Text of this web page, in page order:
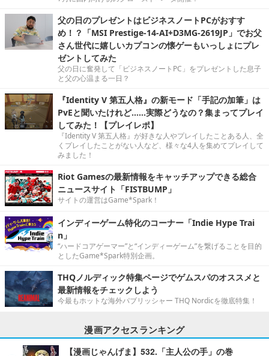
父の日のプレゼントはビジネスノートPCがおすす
め！？「MSI Prestige-14-AI+D3MG-2619JP」でお父
さん世代に嬉しいカプコンの懐ゲーもいっしょにプレ
ゼントしてみた
父の日に奮発して「ビジネスノートPC」をプレゼントした息子
と父の心温まる一日？
『Identity V 第五人格』の新モード「手記の加筆」は
PvEと聞いたけれど……実際どうなの？集まってプレイ
してみた！【プレイレポ】
『Identity V 第五人格』が好きな人やプレイしたことある人、全
くプレイしたことがない人など、様々な4人を集めてプレイして
みました！
Riot Gamesの最新情報をキャッチアップできる総合
ニュースサイト「FISTBUMP」
サイトの運営はGame*Spark！
インディーゲーム特化のコーナー「Indie Hype Trai
n」
“ハードコアゲーマー”と“インディーゲーム”を繋げることを目的
としたGame*Spark特別企画。
THQノルディック特集ページでゲムスパのオススメと
最新情報をチェックしよう
今最もホットな海外パブリッシャー THQ Nordicを徹底特集！
漫画アクセスランキング
【漫画じゃんげま】532.「主人公の手」の巻